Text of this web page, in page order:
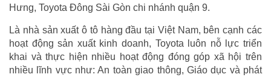
Hưng, Toyota Đông Sài Gòn chi nhánh quận 9.
Là nhà sản xuất ô tô hàng đầu tại Việt Nam, bên cạnh các
hoạt động sản xuất kinh doanh, Toyota luôn nỗ lực triển
khai và thực hiện nhiều hoạt động đóng góp xã hội trên
nhiều lĩnh vực như: An toàn giao thông, Giáo dục và phát